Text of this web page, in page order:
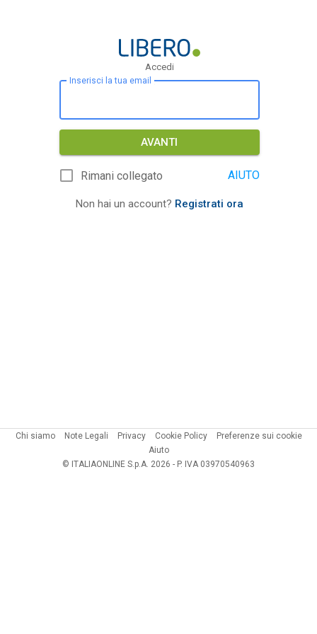
Accedi
Inserisci la tua email
AVANTI
Rimani collegato AIUTO
Non hai un account? Registrati ora
Chi siamo Note Legali Privacy Cookie Policy
Preferenze sui cookie
Aiuto
© ITALIAONLINE S.p.A. 2026 - P. IVA 03970540963